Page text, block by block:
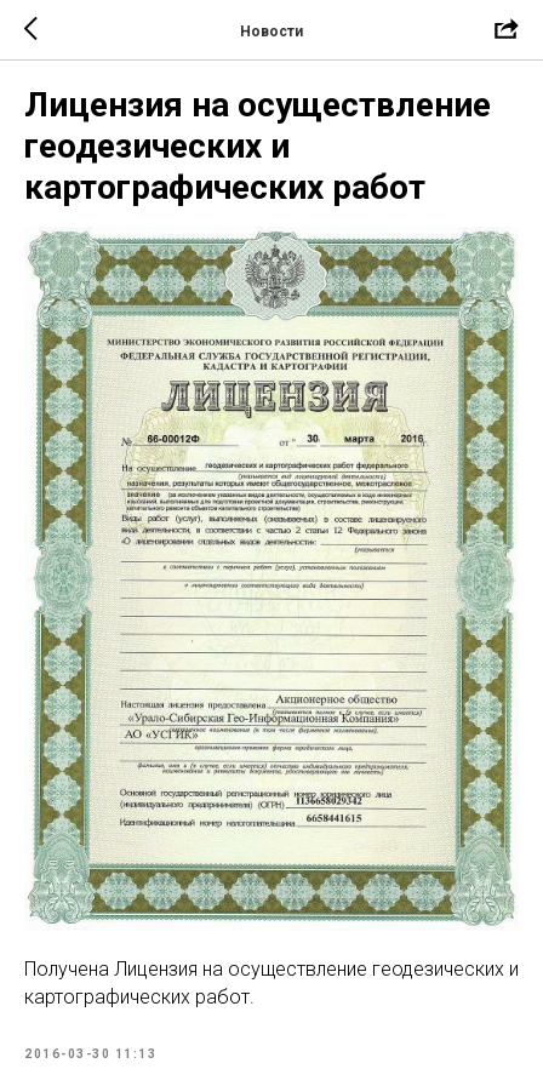
Новости
Лицензия на осуществление
геодезических и
картографических работ
Получена Лицензия на осуществление геодезических и
картографических работ.
2016-03-30 11:13